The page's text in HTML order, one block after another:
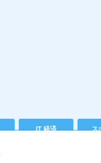
IT 経済 ス